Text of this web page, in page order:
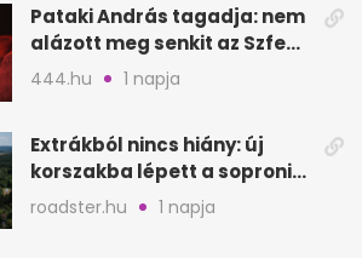
Pataki András tagadja: nem
alázott meg senkit az Szfe
felvételijén
444.hu 1 napja
Extrákból nincs hiány: új
korszakba lépett a soproni
Fagus Hotel
roadster.hu 1 napja